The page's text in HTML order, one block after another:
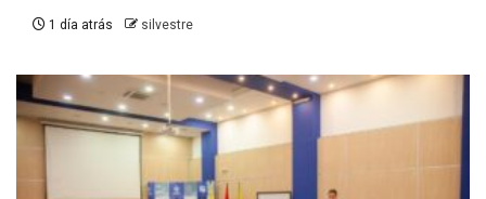
1 día atrás silvestre